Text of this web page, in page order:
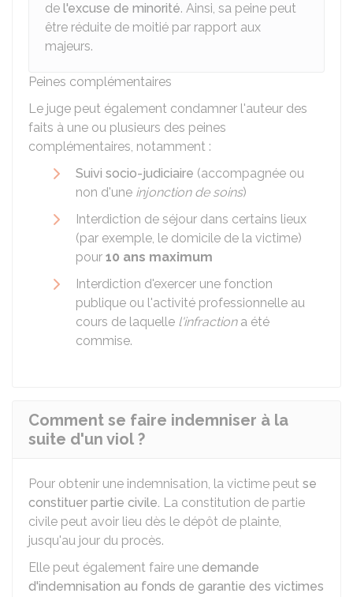
de l'excuse de minorité. Ainsi, sa peine peut
être réduite de moitié par rapport aux
majeurs.
Peines complémentaires
Le juge peut également condamner l'auteur des
faits à une ou plusieurs des peines
complémentaires, notamment :
Suivi socio-judiciaire (accompagnée ou
non d'une injonction de soins)
Interdiction de séjour dans certains lieux
(par exemple, le domicile de la victime)
pour 10 ans maximum
Interdiction d'exercer une fonction
publique ou l'activité professionnelle au
cours de laquelle l'infractiona été
commise.
Comment se faire indemniser à la
suite d'un viol ?
Pour obtenir une indemnisation, la victime peut se
constituer partie civile. La constitution de partie
civile peut avoir lieu dès le dépôt de plainte,
jusqu'au jour du procès.
Elle peut également faire une demande
d'indemnisation au fonds de garantie des victimes